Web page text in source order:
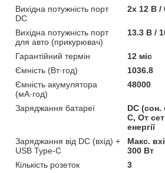
Вихідна потужність порт
DC
2x 12 В /
Вихідна потужність порт
для авто (прикурювач)
13.3 В /
Гарантійний термін
12 міс
Ємність (Вт·год)
1036.8
Ємність акумулятора
(мА·год)
48000
Заряджання батареї
DC (сон.
C, От
енергії
Заряджання від DC (вхід) +
USB Type-C
Макс.
300 Вт
Кількість розеток
3